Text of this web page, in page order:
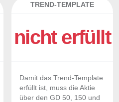
TREND-TEMPLATE
nicht erfüllt
Damit das Trend-Template
erfüllt ist, muss die Aktie
über den GD 50, 150 und